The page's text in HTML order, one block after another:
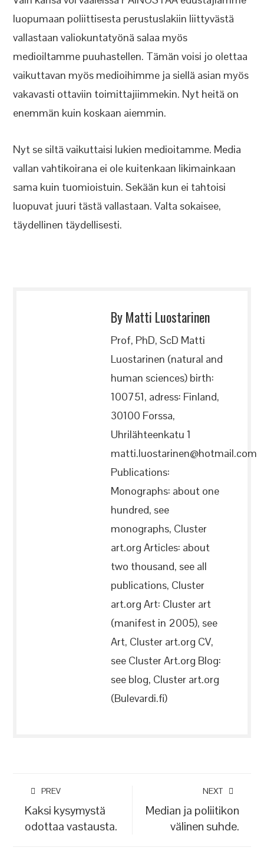
luopumaan poliittisesta perustuslakiin liittyvästä
vallastaan valiokuntatyönä salaa myös
medioiltamme puuhastellen. Tämän voisi jo olettaa
vaikuttavan myös medioihimme ja siellä asian myös
vakavasti ottaviin toimittajiimmekin. Nyt heitä on
enemmän kuin koskaan aiemmin.
Nyt se siltä vaikuttaisi lukien medioitamme. Media
vallan vahtikoirana ei ole kuitenkaan likimainkaan
sama kuin tuomioistuin. Sekään kun ei tahtoisi
luopuvat juuri tästä vallastaan. Valta sokaisee,
täydellinen täydellisesti.
By Matti Luostarinen
Prof, PhD, ScD Matti
Luostarinen (natural and
human sciences) birth:
100751, adress: Finland,
30100 Forssa,
Uhrilähteenkatu 1
matti.luostarinen@hotmail.com
Publications:
Monographs: about one
hundred, see
monographs, Cluster
art.org Articles: about
two thousand, see all
publications, Cluster
art.org Art: Cluster art
(manifest in 2005), see
Art, Cluster art.org CV,
see Cluster Art.org Blog:
see blog, Cluster art.org
(Bulevardi.fi)
PREV
Kaksi kysymystä
odottaa vastausta.
NEXT
Median ja poliitikon
välinen suhde.